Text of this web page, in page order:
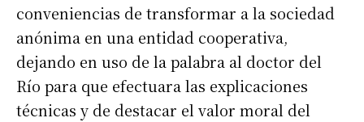
conveniencias de transformar a la sociedad
anónima en una entidad cooperativa,
dejando en uso de la palabra al doctor del
Río para que efectuara las explicaciones
técnicas y de destacar el valor moral del